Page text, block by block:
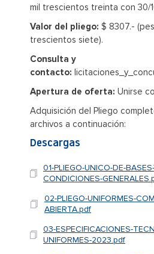
mil trescientos treinta con 30/
Valor del pliego: $ 8307.-
trescientos siete).
Consulta y
contacto:
Apertura de oferta: Unirse
Adquisición del Pliego
archivos a continuación:
Descargas
01-PLIEGO-UNICO-DE-
CONDICIONES-
02-PLIEGO-UNIFORMES-
ABIERTA.pdf
03-ESPECIFICACIONES-
UNIFORMES-2023.pdf